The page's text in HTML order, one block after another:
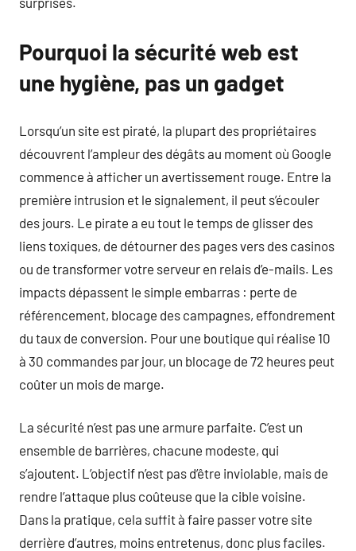
Pourquoi la sécurité web est
une hygiène, pas un gadget
Lorsqu’un site est piraté, la plupart des propriétaires
découvrent l’ampleur des dégâts au moment où Google
commence à afficher un avertissement rouge. Entre la
première intrusion et le signalement, il peut s’écouler
des jours. Le pirate a eu tout le temps de glisser des
liens toxiques, de détourner des pages vers des casinos
ou de transformer votre serveur en relais d’e-mails. Les
impacts dépassent le simple embarras : perte de
référencement, blocage des campagnes, effondrement
du taux de conversion. Pour une boutique qui réalise 10
à 30 commandes par jour, un blocage de 72 heures peut
coûter un mois de marge.
La sécurité n’est pas une armure parfaite. C’est un
ensemble de barrières, chacune modeste, qui
s’ajoutent. L’objectif n’est pas d’être inviolable, mais de
rendre l’attaque plus coûteuse que la cible voisine.
Dans la pratique, cela suffit à faire passer votre site
derrière d’autres, moins entretenus, donc plus faciles.